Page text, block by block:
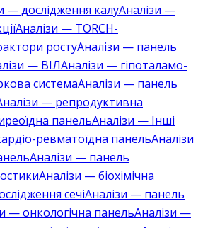
— дослідження калуАналізи —
Аналізи — TORCH-
ростуАналізи — панель
— ВІЛАналізи — гіпоталамо-
системаАналізи — панель
— репродуктивна
панельАналізи — Інші
ревматоїдна панельАналізи
Аналізи — панель
Аналізи — біохімічна
сечіАналізи — панель
— онкологічна панельАналізи —